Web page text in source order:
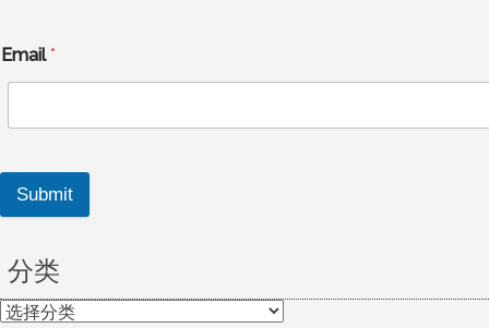
Email*
Submit
分类
分